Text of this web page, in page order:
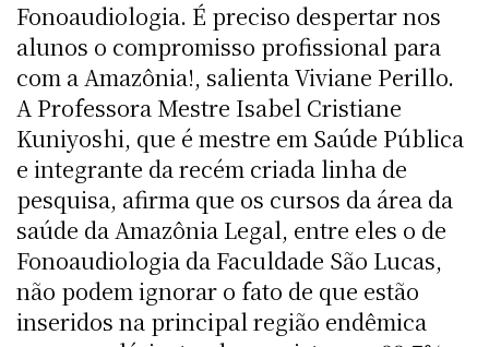
Fonoaudiologia. É preciso despertar nos
alunos o compromisso profissional para
com a Amazônia!, salienta Viviane Perillo.
A Professora Mestre Isabel Cristiane
Kuniyoshi, que é mestre em Saúde Pública
e integrante da recém criada linha de
pesquisa, afirma que os cursos da área da
saúde da Amazônia Legal, entre eles o de
Fonoaudiologia da Faculdade São Lucas,
não podem ignorar o fato de que estão
inseridos na principal região endêmica